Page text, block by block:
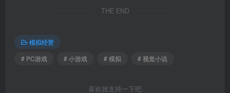
THE END
模拟经营
# PC游戏
# 小游戏 # 模拟 # 视觉小说
喜欢就支持一下吧